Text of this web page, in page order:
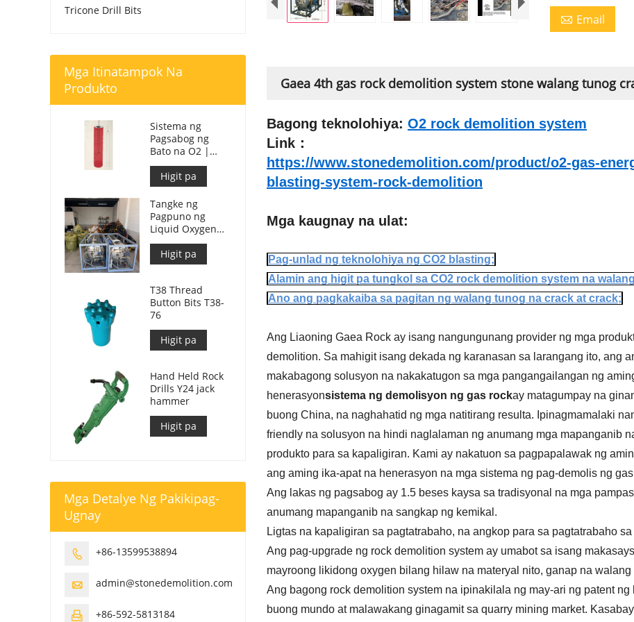
 Email
Gaea 4th gas rock demolition system stone walang tunog
Bagong teknolohiya: O2 rock demolition system
Link：
https://www.stonedemolition.com/product/o2-gas-
blasting-system-rock-demolition
Mga kaugnay na ulat:
Pag-unlad ng teknolohiya ng CO2 blasting;
Alamin ang higit pa tungkol sa CO2 rock demolition system na
Ano ang pagkakaiba sa pagitan ng walang tunog na crack at crack;
Ang Liaoning Gaea Rock ay isang nangungunang provider ng mga
demolition. Sa mahigit isang dekada ng karanasan sa larangang ito, ang
makabagong solusyon na nakakatugon sa mga pangangailangan ng
henerasyonsistema ng demolisyon ng gas rockay matagumpay na
buong China, na naghahatid ng mga natitirang resulta. Ipinagmamalaki
friendly na solusyon na hindi naglalaman ng anumang mga mapanganib
produkto para sa kapaligiran. Kami ay nakatuon sa pagpapalawak ng
ang aming ika-apat na henerasyon na mga sistema ng pag-demolis ng
Ang lakas ng pagsabog ay 1.5 beses kaysa sa tradisyonal na mga
anumang mapanganib na sangkap ng kemikal.
Ligtas na kapaligiran sa pagtatrabaho, na angkop para sa pagtatrabaho
Ang pag-upgrade ng rock demolition system ay umabot sa isang
mayroong likidong oxygen bilang hilaw na materyal nito, ganap na
Ang bagong rock demolition system na ipinakilala ng may-ari ng patent
buong mundo at malawakang ginagamit sa quarry mining market.
Tricone Drill Bits
Mga Itinatampok Na
Produkto
Sistema ng
Pagsabog ng
Bato na O2 |
Paghahati ng
Bato na Likidong
Oksiheno para sa
Pagmimina
Higit pa
Tangke ng
Pagpuno ng
Liquid Oxygen
Gas 499L para sa
Pagsabog ng
Bato
Higit pa
T38 Thread
Button Bits T38-
76
Higit pa
Hand Held Rock
Drills Y24 jack
hammer
Higit pa
Mga Detalye Ng Pakikipag-
Ugnay
 +86-13599538894
 admin@stonedemolition.com
 +86-592-5813184